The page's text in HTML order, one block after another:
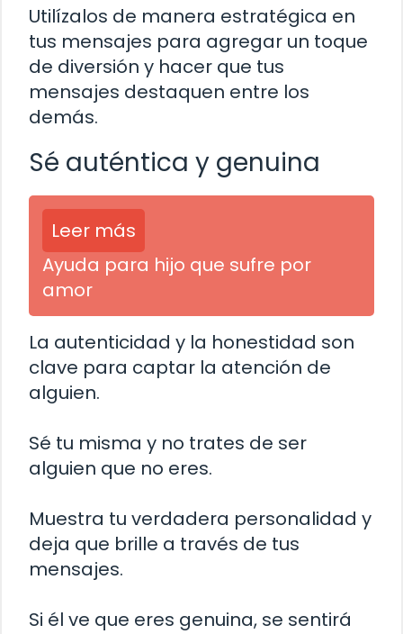
Utilízalos de manera estratégica en
tus mensajes para agregar un toque
de diversión y hacer que tus
mensajes destaquen entre los
demás.
Sé auténtica y genuina
Leer más
Ayuda para hijo que sufre por
amor
La autenticidad y la honestidad son
clave para captar la atención de
alguien.
Sé tu misma y no trates de ser
alguien que no eres.
Muestra tu verdadera personalidad y
deja que brille a través de tus
mensajes.
Si él ve que eres genuina, se sentirá